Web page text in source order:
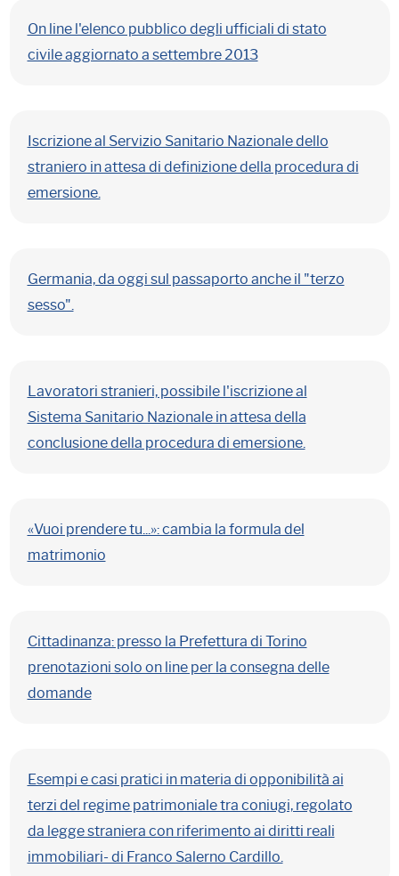
On line l'elenco pubblico degli ufficiali di stato
civile aggiornato a settembre 2013
Iscrizione al Servizio Sanitario Nazionale dello
straniero in attesa di definizione della procedura di
emersione.
Germania, da oggi sul passaporto anche il "terzo
sesso".
Lavoratori stranieri, possibile l'iscrizione al
Sistema Sanitario Nazionale in attesa della
conclusione della procedura di emersione.
«Vuoi prendere tu...»: cambia la formula del
matrimonio
Cittadinanza: presso la Prefettura di Torino
prenotazioni solo on line per la consegna delle
domande
Esempi e casi pratici in materia di opponibilità ai
terzi del regime patrimoniale tra coniugi, regolato
da legge straniera con riferimento ai diritti reali
immobiliari- di Franco Salerno Cardillo.